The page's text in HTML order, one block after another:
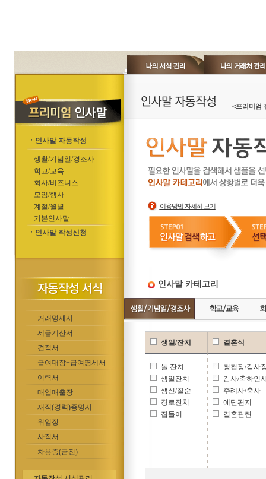
ㆍ인사말 자동작성
생활/기념일/경조사
학교/교육
회사/비즈니스
모임/행사
계절/월별
기본인사말
ㆍ인사말 작성신청
거래명세서
세금계산서
견적서
급여대장+급여명세서
이력서
매입매출장
재직(경력)증명서
위임장
사직서
차용증(금전)
<프리미엄
이용방법 자세히 보기
인사말 카테고리
생일/잔치
돌 잔치
생일잔치
생신/칠순
경로잔치
집들이
결혼식
청첩장/감사
감사/축하인
주례사/축사
예단편지
결혼관련